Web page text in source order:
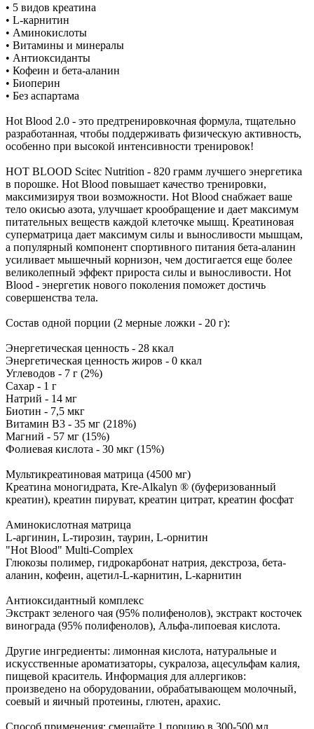
• 5 видов креатина
• L-карнитин
• Аминокислоты
• Витамины и минералы
• Антиоксиданты
• Кофеин и бета-аланин
• Биоперин
• Без аспартама
Hot Blood 2.0 - это предтренировкочная формула, тщательно
разработанная, чтобы поддерживать физическую активность,
особенно при высокой интенсивности тренировок!
HOT BLOOD Scitec Nutrition - 820 грамм лучшего энергетика
в порошке. Hot Blood повышает качество тренировки,
максимизируя твои возможности. Hot Blood снабжает ваше
тело окисью азота, улучшает крообращение и дает максимум
питательных веществ каждой клеточке мышц. Креатиновая
суперматрица дает максимум силы и выносливости мышцам,
а популярный компонент спортивного питания бета-аланин
усиливает мышечный корнизон, чем достигается еще более
великолепный эффект прироста силы и выносливости. Hot
Blood - энергетик нового поколения поможет достичь
совершенства тела.
Состав одной порции (2 мерные ложки - 20 г):
Энергетическая ценность - 28 ккал
Энергетическая ценность жиров - 0 ккал
Углеводов - 7 г (2%)
Сахар - 1 г
Натрий - 14 мг
Биотин - 7,5 мкг
Витамин В3 - 35 мг (218%)
Магний - 57 мг (15%)
Фолиевая кислота - 30 мкг (15%)
Мультикреатиновая матрица (4500 мг)
Креатина моногидрата, Kre-Alkalyn ® (буферизованный
креатин), креатин пируват, креатин цитрат, креатин фосфат
Аминокислотная матрица
L-аргинин, L-тирозин, таурин, L-орнитин
"Hot Blood" Multi-Complex
Глюкозы полимер, гидрокарбонат натрия, декстроза, бета-
аланин, кофеин, ацетил-L-карнитин, L-карнитин
Антиоксидантный комплекс
Экстракт зеленого чая (95% полифенолов), экстракт косточек
винограда (95% полифенолов), Альфа-липоевая кислота.
Другие ингредиенты: лимонная кислота, натуральные и
искусственные ароматизаторы, сукралоза, ацесульфам калия,
пищевой краситель. Информация для аллергиков:
произведено на оборудовании, обрабатывающем молочный,
соевый и яичный протеины, глютен, арахис.
Способ применения: смешайте 1 порцию в 300-500 мл